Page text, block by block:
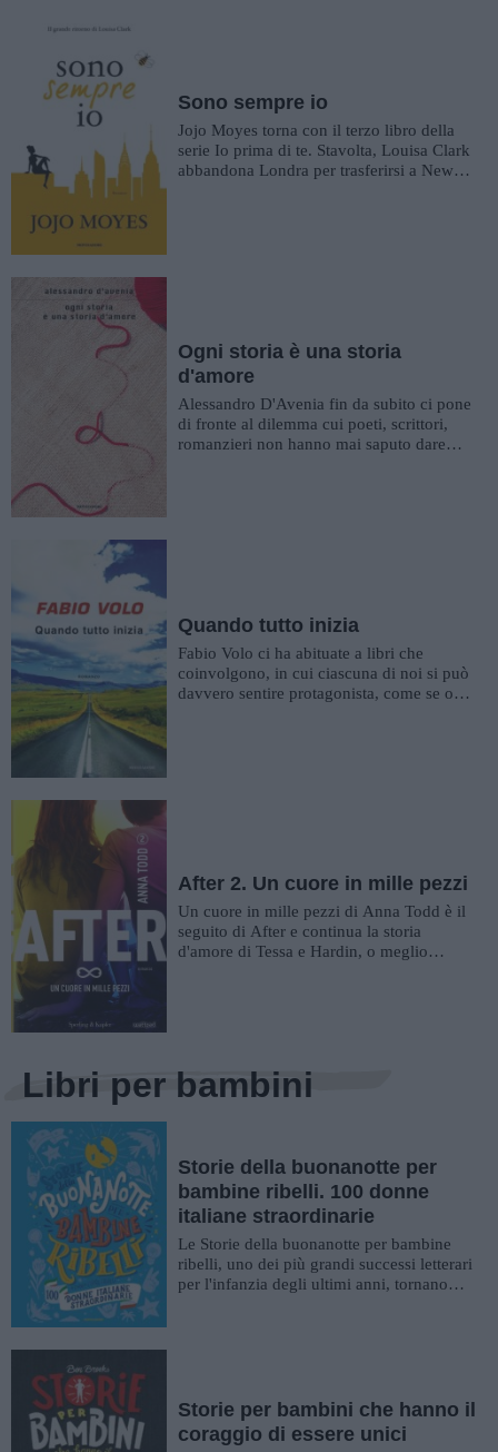
Sono sempre io
Jojo Moyes torna con il terzo libro della
serie Io prima di te. Stavolta, Louisa Clark
abbandona Londra per trasferirsi a New
Ogni storia è una storia
d'amore
Alessandro D'Avenia fin da subito ci pone
di fronte al dilemma cui poeti, scrittori,
romanzieri non hanno mai saputo dare
Quando tutto inizia
Fabio Volo ci ha abituate a libri che
coinvolgono, in cui ciascuna di noi si può
davvero sentire protagonista, come se ogni
After 2. Un cuore in mille pezzi
Un cuore in mille pezzi di Anna Todd è il
seguito di After e continua la storia
d'amore di Tessa e Hardin, o meglio
Libri per bambini
Storie della buonanotte per
bambine ribelli. 100 donne
italiane straordinarie
Le Storie della buonanotte per bambine
ribelli, uno dei più grandi successi letterari
per l'infanzia degli ultimi anni, tornano
Storie per bambini che hanno il
coraggio di essere unici